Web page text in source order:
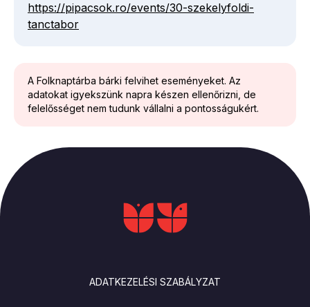
A Folknaptárba bárki felvihet eseményeket. Az
adatokat igyekszünk napra készen ellenőrizni, de
felelősséget nem tudunk vállalni a pontosságukért.
https://pipacsok.ro/events/30-szekelyfoldi-
tanctabor
ADATKEZELÉSI SZABÁLYZAT